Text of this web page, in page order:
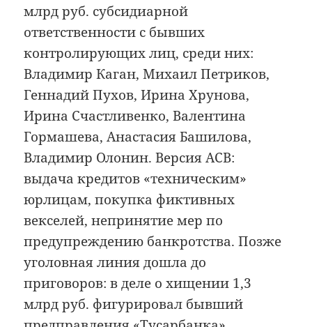
млрд руб. субсидиарной
ответственности с бывших
контролирующих лиц, среди них:
Владимир Каган, Михаил Петриков,
Геннадий Пухов, Ирина Хрунова,
Ирина Счастливенко, Валентина
Гормашева, Анастасия Башилова,
Владимир Олонин. Версия АСВ:
выдача кредитов «техническим»
юрлицам, покупка фиктивных
векселей, непринятие мер по
предупреждению банкротства. Позже
уголовная линия дошла до
приговоров: в деле о хищении 1,3
млрд руб. фигурировал бывший